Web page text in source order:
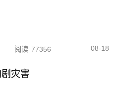
阅读 77356 08-18
灾害